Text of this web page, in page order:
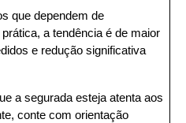
que dependem de
a tendência é de maior
e redução significativa
a segurada esteja atenta aos
conte com orientação